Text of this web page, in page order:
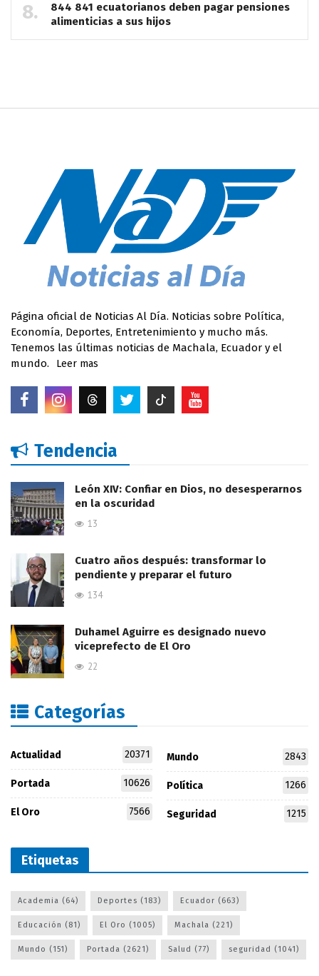
844 841 ecuatorianos deben pagar pensiones
alimenticias a sus hijos
Página oficial de Noticias Al Día. Noticias sobre Política,
Economía, Deportes, Entretenimiento y mucho más.
Tenemos las últimas noticias de Machala, Ecuador y el
mundo.
Leer mas
Tendencia
León XIV: Confiar en Dios, no desesperarnos
en la oscuridad
13
Cuatro años después: transformar lo
pendiente y preparar el futuro
134
Duhamel Aguirre es designado nuevo
viceprefecto de El Oro
22
Categorías
Actualidad 20371
Portada 10626
El Oro 7566
Mundo 2843
Política 1266
Seguridad 1215
Etiquetas
Academia (64) Deportes (183) Ecuador (663)
Educación (81) El Oro (1005) Machala (221)
Mundo (151) Portada (2621) Salud (77) seguridad (1041)